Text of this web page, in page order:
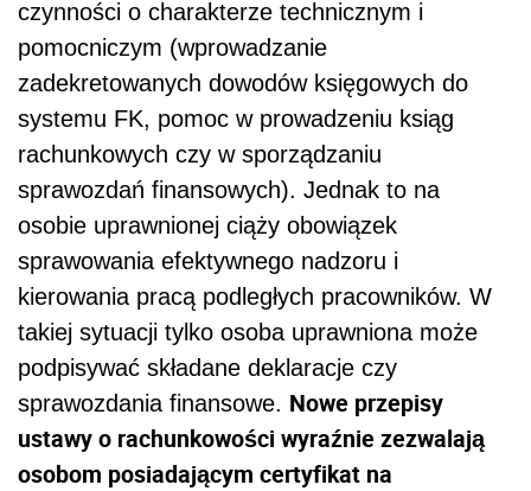
czynności o charakterze technicznym i
pomocniczym (wprowadzanie
zadekretowanych dowodów księgowych do
systemu FK, pomoc w prowadzeniu ksiąg
rachunkowych czy w sporządzaniu
sprawozdań finansowych). Jednak to na
osobie uprawnionej ciąży obowiązek
sprawowania efektywnego nadzoru i
kierowania pracą podległych pracowników. W
takiej sytuacji tylko osoba uprawniona może
podpisywać składane deklaracje czy
sprawozdania finansowe. Nowe przepisy
ustawy o rachunkowości wyraźnie zezwalają
osobom posiadającym certyfikat na